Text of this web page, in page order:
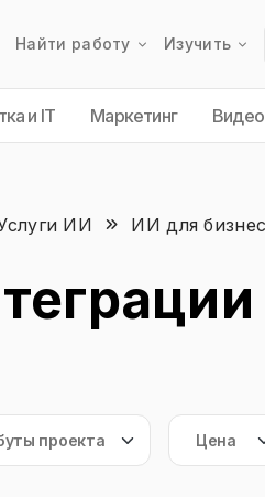
Найти работу Изучить
и IT Маркетинг
ИИ ИИ для